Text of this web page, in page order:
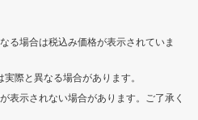
る場合は税込み価格が表示されていま
際と異なる場合があります。
表示されない場合があります。ご了承く